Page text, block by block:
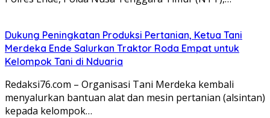
Dukung Peningkatan Produksi Pertanian, Ketua Tani
Merdeka Ende Salurkan Traktor Roda Empat untuk
Kelompok Tani di Nduaria
Redaksi76.com – Organisasi Tani Merdeka kembali
menyalurkan bantuan alat dan mesin pertanian (alsintan)
kepada kelompok…